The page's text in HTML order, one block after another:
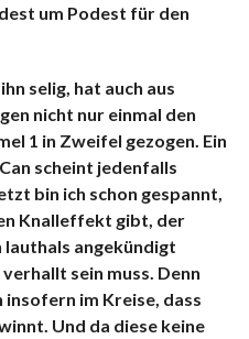
um Podest für den
selig, hat auch aus
nicht nur einmal den
1 in Zweifel gezogen. Ein
scheint jedenfalls
bin ich schon gespannt,
Knalleffekt gibt, der
lauthals angekündigt
sein muss. Denn
insofern im Kreise, dass
Und da diese keine